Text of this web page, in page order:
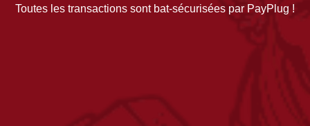
Toutes les transactions sont bat-sécurisées par PayPlug !